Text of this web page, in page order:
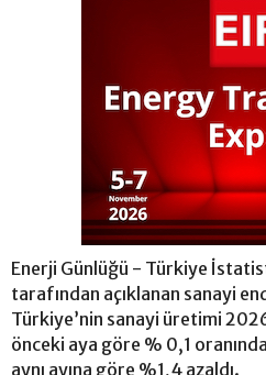
Enerji Günlüğü - Türkiye
tarafından açıklanan sanayi
Türkiye’nin sanayi üretimi
önceki aya göre % 0,1
aynı ayına göre %1,4 azaldı.